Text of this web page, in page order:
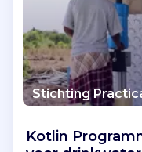
Stichting
Kotlin